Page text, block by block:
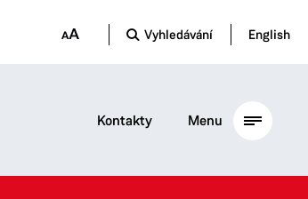
Vyhledávání English
Kontakty Menu